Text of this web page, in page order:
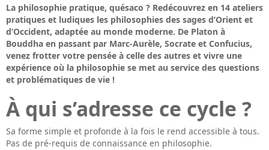
La philosophie pratique, quésaco ? Redécouvrez en 14 ateliers
pratiques et ludiques les philosophies des sages d’Orient et
d’Occident, adaptée au monde moderne. De Platon à
Bouddha en passant par Marc-Aurèle, Socrate et Confucius,
venez frotter votre pensée à celle des autres et vivre une
expérience où la philosophie se met au service des questions
et problématiques de vie !
À qui s’adresse ce cycle ?
Sa forme simple et profonde à la fois le rend accessible à tous.
Pas de pré-requis de connaissance en philosophie.